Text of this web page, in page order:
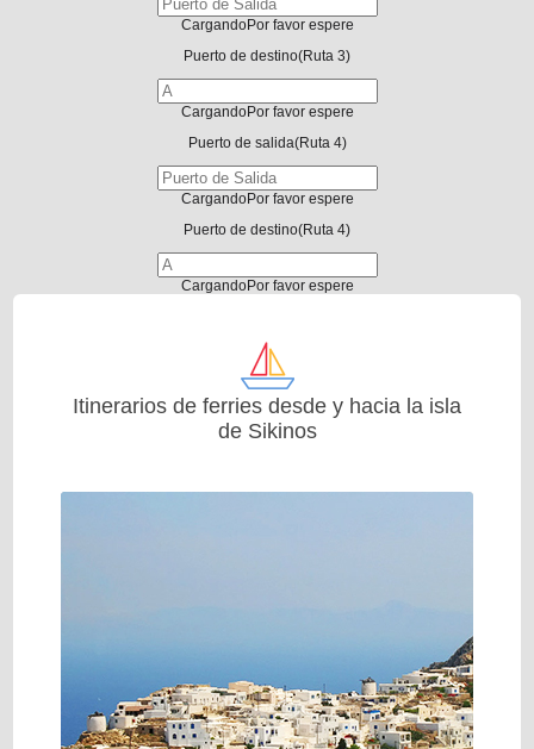
CargandoPor favor espere
Puerto de destino(Ruta 3)
CargandoPor favor espere
Puerto de salida(Ruta 4)
CargandoPor favor espere
Puerto de destino(Ruta 4)
CargandoPor favor espere
Itinerarios de ferries desde y hacia la isla
de Sikinos